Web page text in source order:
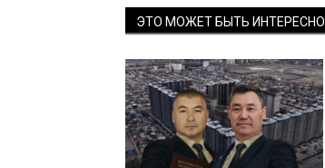
ЭТО МОЖЕТ БЫТЬ ИНТЕРЕСНО